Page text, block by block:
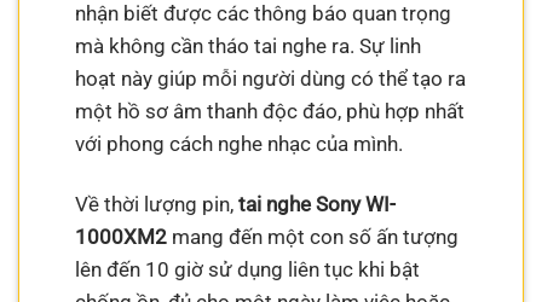
nhận biết được các thông báo quan trọng
mà không cần tháo tai nghe ra. Sự linh
hoạt này giúp mỗi người dùng có thể tạo ra
một hồ sơ âm thanh độc đáo, phù hợp nhất
với phong cách nghe nhạc của mình.
Về thời lượng pin,tai nghe Sony WI-
1000XM2 mang đến một con số ấn tượng
lên đến 10 giờ sử dụng liên tục khi bật